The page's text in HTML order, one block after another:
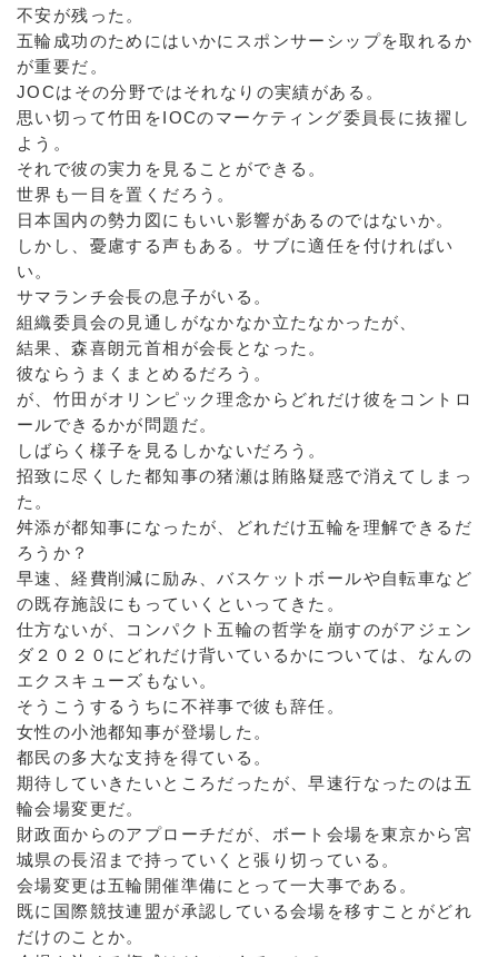
不安が残った。
五輪成功のためにはいかにスポンサーシップを取れるか
が重要だ。
JOCはその分野ではそれなりの実績がある。
思い切って竹田をIOCのマーケティング委員長に抜擢し
よう。
それで彼の実力を見ることができる。
世界も一目を置くだろう。
日本国内の勢力図にもいい影響があるのではないか。
しかし、憂慮する声もある。サブに適任を付ければい
い。
サマランチ会長の息子がいる。
組織委員会の見通しがなかなか立たなかったが、
結果、森喜朗元首相が会長となった。
彼ならうまくまとめるだろう。
が、竹田がオリンピック理念からどれだけ彼をコントロ
ールできるかが問題だ。
しばらく様子を見るしかないだろう。
招致に尽くした都知事の猪瀬は賄賂疑惑で消えてしまっ
た。
舛添が都知事になったが、どれだけ五輪を理解できるだ
ろうか？
早速、経費削減に励み、バスケットボールや自転車など
の既存施設にもっていくといってきた。
仕方ないが、コンパクト五輪の哲学を崩すのがアジェン
ダ２０２０にどれだけ背いているかについては、なんの
エクスキューズもない。
そうこうするうちに不祥事で彼も辞任。
女性の小池都知事が登場した。
都民の多大な支持を得ている。
期待していきたいところだったが、早速行なったのは五
輪会場変更だ。
財政面からのアプローチだが、ボート会場を東京から宮
城県の長沼まで持っていくと張り切っている。
会場変更は五輪開催準備にとって一大事である。
既に国際競技連盟が承認している会場を移すことがどれ
だけのことか。